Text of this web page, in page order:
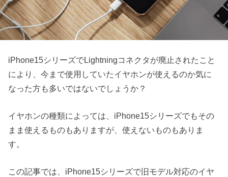
iPhone15シリーズでLightningコネクタが廃止されたこと
により、今まで使用していたイヤホンが使えるのか気に
なった方も多いではないでしょうか？
イヤホンの種類によっては、iPhone15シリーズでもその
まま使えるものもありますが、使えないものもありま
す。
この記事では、iPhone15シリーズで旧モデル対応のイヤ